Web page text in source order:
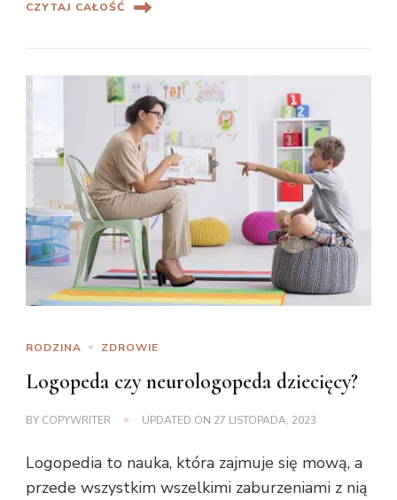
CZYTAJ CAŁOŚĆ
RODZINA ZDROWIE
Logopeda czy neurologopeda dziecięcy?
BY COPYWRITER UPDATED ON 27 LISTOPADA, 2023
Logopedia to nauka, która zajmuje się mową, a
przede wszystkim wszelkimi zaburzeniami z nią